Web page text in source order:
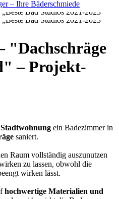
"Dach­schräge
– Projekt­
Stadtwohnung ein Badezimmer in
saniert.
Raum vollständig auszunutzen
zu lassen, obwohl die
wirken lässt.
hochwertige Materialien und